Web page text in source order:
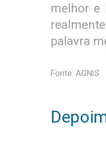
melhor e
palavra
Fonte: AGNIS